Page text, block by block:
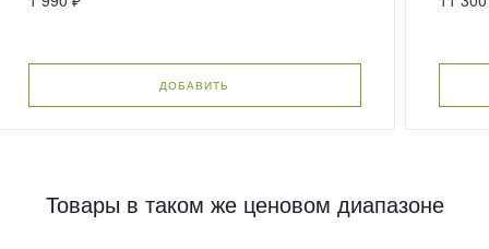
ДОБАВИТЬ
Товары в таком же ценовом диапазоне